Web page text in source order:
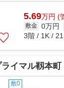
アクセスも良...
5.69万円 (
敷金 0万円
3階 / 1K /
ライマル靱本町
敷0